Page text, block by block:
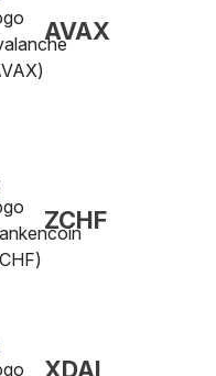
AVAX
ZCHF
XDAI